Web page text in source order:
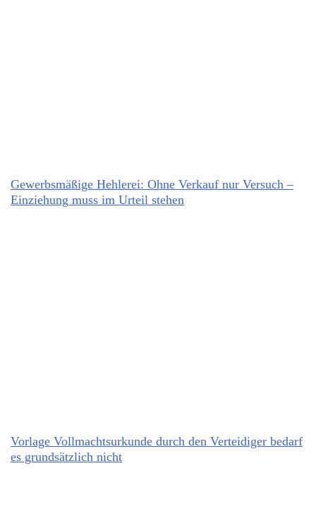
Gewerbsmäßige Hehlerei: Ohne Verkauf nur Versuch –
Einziehung muss im Urteil stehen
Vorlage Vollmachtsurkunde durch den Verteidiger bedarf
es grundsätzlich nicht